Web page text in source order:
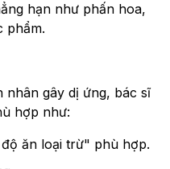
hạn như phấn hoa,
phẩm.
nhân gây dị ứng, bác sĩ
hợp như:
ăn loại trừ" phù hợp.